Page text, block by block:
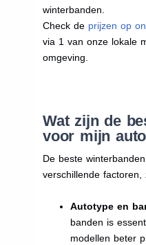
winterbanden.
Check de prijzen op
via 1 van onze lokale
omgeving.
Wat zijn de
voor mijn
De beste
verschillende factoren,
Autotype en
banden is
modellen beter